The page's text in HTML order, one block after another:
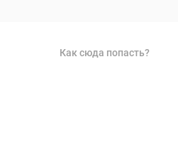
Как сюда попасть?